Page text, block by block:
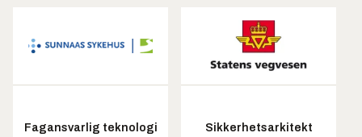
Fagansvarlig teknologi
Sikkerhetsarkitekt